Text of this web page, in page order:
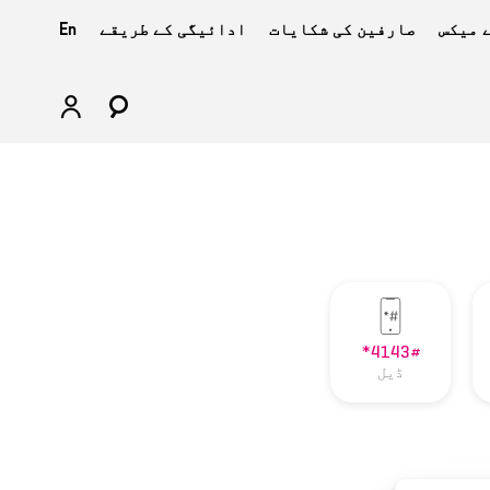
میکس صارفین کی شکایات ادائیگی کے طریقے En
*4143#
ڈیل